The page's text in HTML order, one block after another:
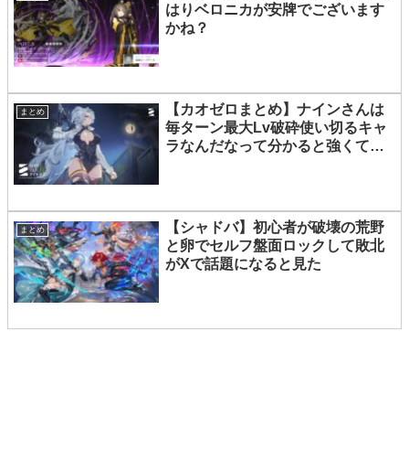
はりベロニカが安牌でございます
かね？
まとめ
【カオゼロまとめ】ナインさんは
毎ターン最大Lv破砕使い切るキャ
ラなんだなって分かると強くて楽
まとめ
【シャドバ】初心者が破壊の荒野
と卵でセルフ盤面ロックして敗北
がXで話題になると見た